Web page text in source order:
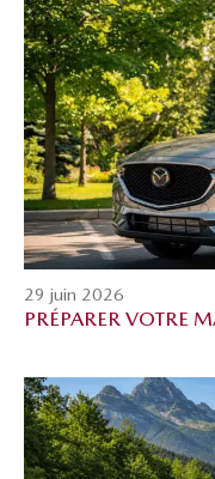
29 juin 2026
PRÉPARER VOTRE